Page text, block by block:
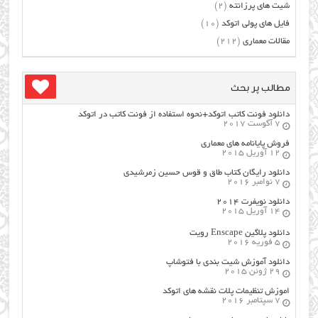
شیت های پرزانته (2)
فایل های پولی اتوکد (10)
مقالات معماری (212)
مطالب پر بحث
دانلود فونت کاتب اتوکد+نحوه استفاده از فونت کاتب در اتوکد
7 آگوست 2017
فروش پایانامه های معماری
12 آوریل 2015
دانلود رایگان کتاب طاق و قوس حسین زمرشیدی
7 نوامبر 2016
دانلود نویفرت ۲۰۱۴
14 آوریل 2015
دانلود پلاگین Enscape رویت
5 فوریه 2016
دانلود آموزش شیت بندی با فتوشاپ
29 ژوئن 2015
اموزش تنظیمات پلات نقشه های اتوکد
7 سپتامبر 2016